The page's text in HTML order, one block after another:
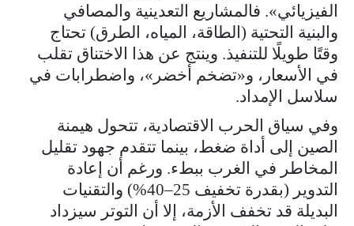
الفيزيائي». فالمشاريع التعدينية والمصافي
والبنية التحتية (الطاقة، المياه، الطرق) تحتاج
وقتًا طويلًا للتنفيذ. وينتج عن هذا الاختناق تقلب
في الأسعار، و«تضخم أخضر»، واضطرابات في
سلاسل الإمداد.
وفي سياق الحرب الاقتصادية، تتحول هيمنة
الصين إلى أداة ضغط، بينما تتقدم جهود تقليل
المخاطر في الغرب ببطء. ورغم أن إعادة
التدوير (بقدرة تخفيف 25–40%) والتقنيات
البديلة قد تخفف الأزمة، إلا أن التوتر سيزداد